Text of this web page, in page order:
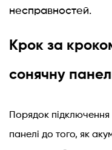
панеллю
Вт
контролера?
мені
несправностей.
Крок за
сонячну
Порядок
панелі до того, як